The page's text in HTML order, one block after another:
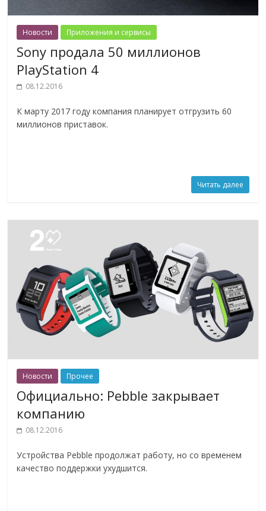
Новости Приложения и сервисы
Sony продала 50 миллионов
PlayStation 4
08.12.2016
К марту 2017 году компания планирует отгрузить 60
миллионов приставок.
Читать далее
Новости Прочее
Официально: Pebble закрывает
компанию
08.12.2016
Устройства Pebble продолжат работу, но со временем
качество поддержки ухудшится.